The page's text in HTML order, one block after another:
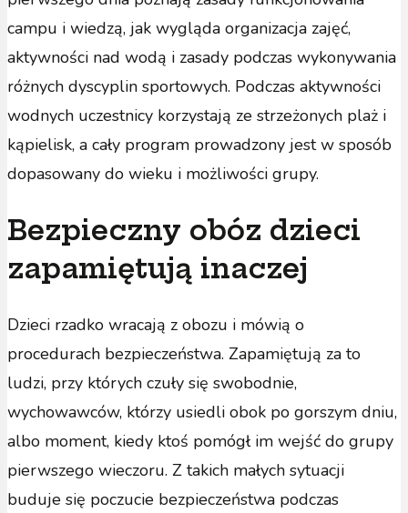
campu i wiedzą, jak wygląda organizacja zajęć,
aktywności nad wodą i zasady podczas wykonywania
różnych dyscyplin sportowych. Podczas aktywności
wodnych uczestnicy korzystają ze strzeżonych plaż i
kąpielisk, a cały program prowadzony jest w sposób
dopasowany do wieku i możliwości grupy.
Bezpieczny obóz dzieci
zapamiętują inaczej
Dzieci rzadko wracają z obozu i mówią o
procedurach bezpieczeństwa. Zapamiętują za to
ludzi, przy których czuły się swobodnie,
wychowawców, którzy usiedli obok po gorszym dniu,
albo moment, kiedy ktoś pomógł im wejść do grupy
pierwszego wieczoru. Z takich małych sytuacji
buduje się poczucie bezpieczeństwa podczas